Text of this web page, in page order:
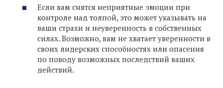
Если вам снятся неприятные эмоции при
контроле над толпой, это может указывать на
ваши страхи и неуверенность в собственных
силах. Возможно, вам не хватает уверенности в
своих лидерских способностях или опасения
по поводу возможных последствий ваших
действий.